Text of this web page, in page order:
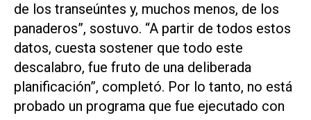
de los transeúntes y, muchos menos, de los
panaderos”, sostuvo. “A partir de todos estos
datos, cuesta sostener que todo este
descalabro, fue fruto de una deliberada
planificación”, completó. Por lo tanto, no está
probado un programa que fue ejecutado con